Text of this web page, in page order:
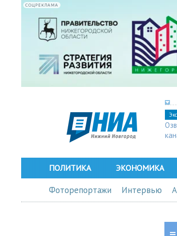
СОЦРЕКЛАМА
ПОЛИТИКА ЭКОНОМИКА
Фоторепортажи Интервью